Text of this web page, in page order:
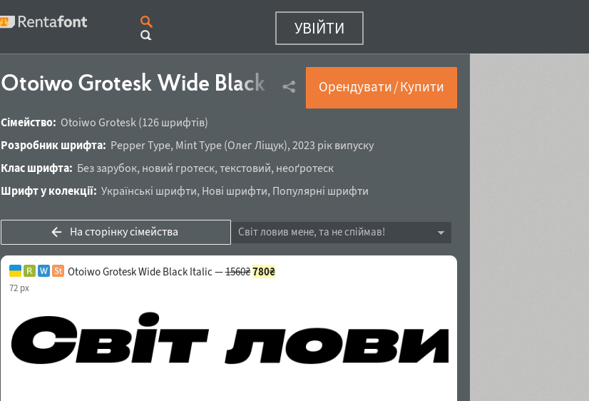
УВІЙТИ
Otoiwo Grotesk Wide Black Italic(108 з 126)
Орендувати / Купити
Сімейство: Otoiwo Grotesk (126 шрифтів)
Розробник шрифта: Pepper Type, Mint Type(Олег Ліщук), 2023 рік випуску
Клас шрифта: Без зарубок, новий гротеск, текстовий, неоґротеск
Шрифт у колекції: Українські шрифти, Нові шрифти, Популярні шрифти
На сторінку сімейства Світ ловив мене, та не спіймав!
Otoiwo Grotesk Wide Black Italic —1560₴780₴
72 px